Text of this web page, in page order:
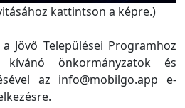
kattintson a képre.)
Jövő Települései Programhoz
kívánó önkormányzatok és
az info@mobilgo.app e-